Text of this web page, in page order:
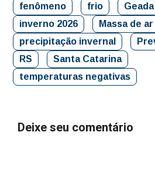
fenômeno
frio Geada
inverno 2026
Massa de
precipitação invernal
RS
Santa Catarina
temperaturas negativas
Deixe seu comentário